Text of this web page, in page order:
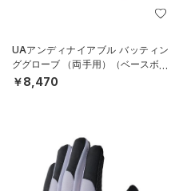
UAアンディナイアブル バッティン
ググローブ （両手用）（ベースボー
ル/MEN）
￥8,470